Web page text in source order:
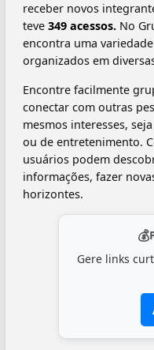
receber novos
teve 349 acessos. No
encontra uma
organizados em
Encontre facilmente
conectar com outras
mesmos interesses,
ou de entretenimento.
usuários podem
informações, fazer
horizontes.
💰
Gere links